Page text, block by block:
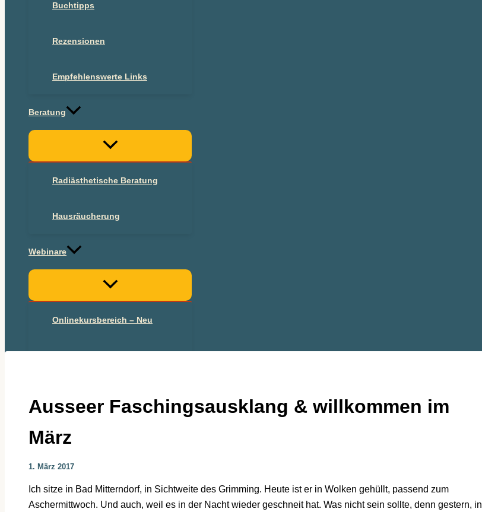
Buchtipps
Rezensionen
Empfehlenswerte Links
Beratung
Radiästhetische Beratung
Hausräucherung
Webinare
Onlinekursbereich – Neu
Ausseer Faschingsausklang & willkommen im
März
1. März 2017
Ich sitze in Bad Mitterndorf, in Sichtweite des Grimming. Heute ist er in Wolken gehüllt, passend zum
Aschermittwoch. Und auch, weil es in der Nacht wieder geschneit hat. Was nicht sein sollte, denn gestern, in